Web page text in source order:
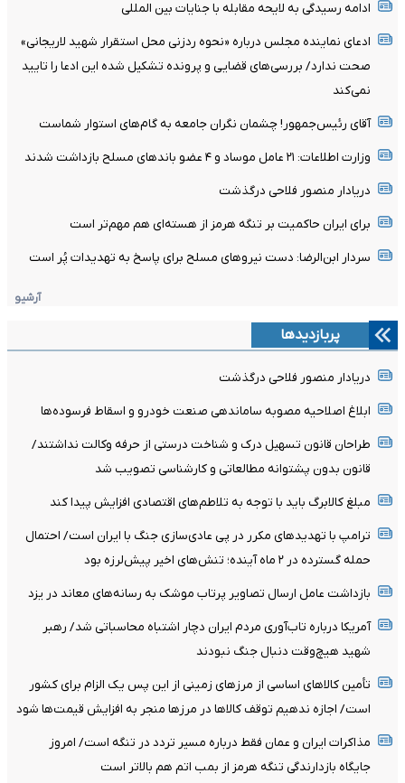
ادامه رسیدگی به لایحه مقابله با جنایات بین المللی
ادعای نماینده مجلس درباره «نحوه ردزنی محل استقرار شهید لاریجانی»
صحت ندارد/ بررسی‌های قضایی و پرونده تشکیل شده این ادعا را تایید
نمی‌کند
آقای رئیس‌جمهور! چشمان نگران جامعه به گام‌های استوار شماست
وزارت اطلاعات: ۲۱ عامل موساد و ۴ عضو باندهای مسلح بازداشت شدند
دریادار منصور فلاحی درگذشت
برای ایران حاکمیت بر تنگه هرمز از هسته‌ای هم مهم‌تر است
سردار ابن‌الرضا: دست نیروهای مسلح برای پاسخ به تهدیدات پُر است
آرشیو
پربازدیدها
دریادار منصور فلاحی درگذشت
ابلاغ اصلاحیه مصوبه ساماندهی صنعت خودرو و اسقاط فرسوده‌ها
طراحان قانون تسهیل درک و شناخت درستی از حرفه وکالت نداشتند/
قانون بدون پشتوانه مطالعاتی و کارشناسی تصویب شد
مبلغ کالابرگ باید با توجه به تلاطم‌های اقتصادی افزایش پیدا کند
ترامپ با تهدیدهای مکرر در پی عادی‌سازی جنگ با ایران است/ احتمال
حمله گسترده در ۲ ماه آینده؛ تنش‌های اخیر پیش‌لرزه بود
بازداشت عامل ارسال تصاویر پرتاب موشک به رسانه‌های معاند در یزد
آمریکا درباره تاب‌آوری مردم ایران دچار اشتباه محاسباتی شد/ رهبر
شهید هیچ‌وقت دنبال جنگ نبودند
تأمین کالاهای اساسی از مرزهای زمینی از این پس یک الزام برای کشور
است/ اجازه ندهیم توقف کالاها در مرزها منجر به افزایش قیمت‌ها شود
مذاکرات ایران و عمان فقط درباره مسیر تردد در تنگه است/ امروز
جایگاه بازدارندگی تنگه هرمز از بمب اتم هم بالاتر است